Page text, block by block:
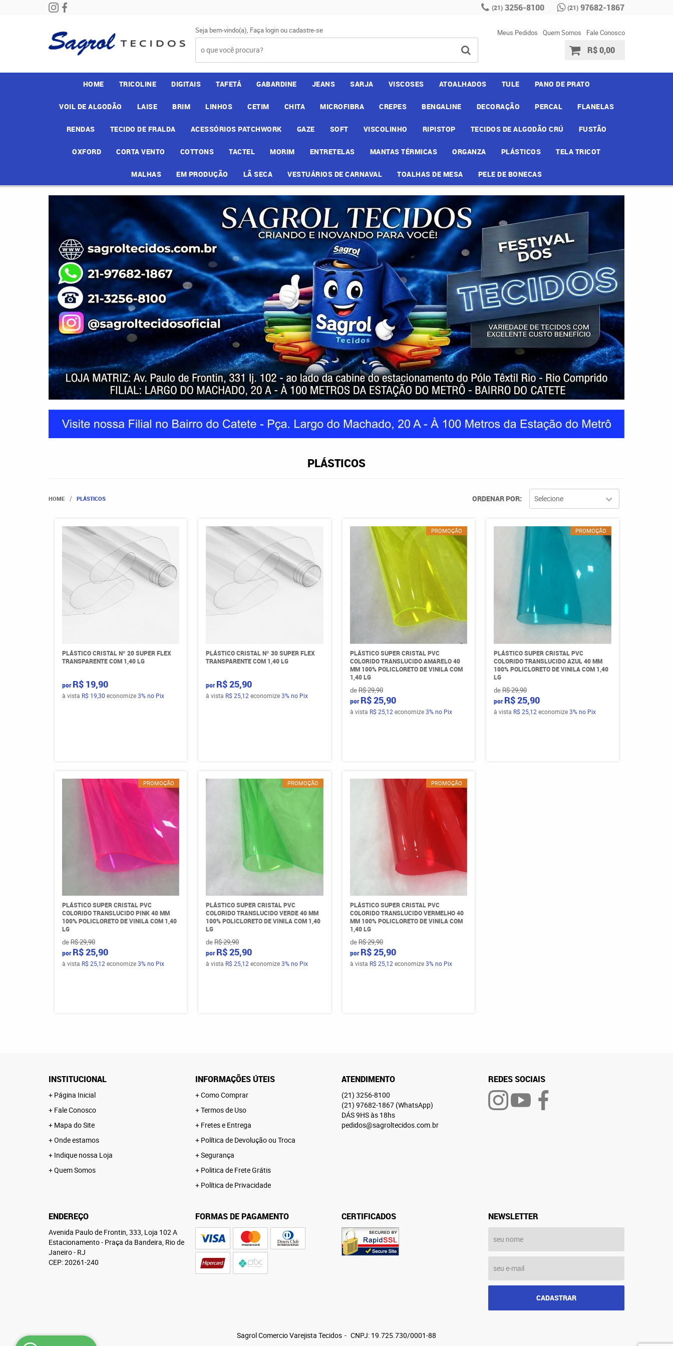
(21) 3256-8100 (21) 97682-1867
Seja bem-vindo(a), Faça loginoucadastre-se Meus Pedidos Quem Somos Fale Conosco
R$ 0,00
HOME TRICOLINE DIGITAIS TAFETÁ GABARDINE JEANS SARJA VISCOSES ATOALHADOS TULE PANO DE PRATO
VOIL DE ALGODÃO LAISE BRIM LINHOS CETIM CHITA MICROFIBRA CREPES BENGALINE DECORAÇÃO PERCAL FLANELAS
RENDAS TECIDO DE FRALDA ACESSÓRIOS PATCHWORK GAZE SOFT VISCOLINHO RIPISTOP TECIDOS DE ALGODÃO CRÚ FUSTÃO
OXFORD CORTA VENTO COTTONS TACTEL MORIM ENTRETELAS MANTAS TÉRMICAS ORGANZA PLÁSTICOS TELA TRICOT
MALHAS EM PRODUÇÃO LÃ SECA VESTUÁRIOS DE CARNAVAL TOALHAS DE MESA PELE DE BONECAS
PLÁSTICOS
HOME PLÁSTICOS ORDENAR POR Selecione
PLÁSTICO CRISTAL Nº 20 SUPER FLEX
TRANSPARENTE COM 1,40 LG
por R$ 19,90
à vista R$ 19,30 economize3% no Pix
PLÁSTICO CRISTAL Nº 30 SUPER FLEX
TRANSPARENTE COM 1,40 LG
por R$ 25,90
à vista R$ 25,12 economize3%no Pix
PROMOÇÃO
PLÁSTICO SUPER CRISTAL PVC
COLORIDO TRANSLUCIDO AMARELO 40
MM 100% POLICLORETO DE VINILA COM
1,40 LG
deR$ 29,90
por R$ 25,90
à vista R$ 25,12 economize3% no Pix
PROMOÇÃO
PLÁSTICO SUPER CRISTAL PVC
COLORIDO TRANSLUCIDO AZUL 40 MM
100% POLICLORETO DE VINILA COM 1,40
LG
deR$ 29,90
por R$ 25,90
à vista R$ 25,12 economize3%no Pix
PROMOÇÃO
PLÁSTICO SUPER CRISTAL PVC
COLORIDO TRANSLUCIDO PINK 40 MM
100% POLICLORETO DE VINILA COM 1,40
LG
deR$ 29,90
por R$ 25,90
à vista R$ 25,12 economize3% no Pix
PROMOÇÃO
PLÁSTICO SUPER CRISTAL PVC
COLORIDO TRANSLUCIDO VERDE 40 MM
100% POLICLORETO DE VINILA COM 1,40
LG
deR$ 29,90
por R$ 25,90
à vista R$ 25,12 economize3%no Pix
PROMOÇÃO
PLÁSTICO SUPER CRISTAL PVC
COLORIDO TRANSLUCIDO VERMELHO 40
MM 100% POLICLORETO DE VINILA COM
1,40 LG
deR$ 29,90
por R$ 25,90
à vista R$ 25,12 economize3% no Pix
INSTITUCIONAL
Página Inicial
Fale Conosco
Mapa do Site
Onde estamos
Indique nossa Loja
Quem Somos
INFORMAÇÕES ÚTEIS
Como Comprar
Termos de Uso
Fretes e Entrega
Política de Devolução ou Troca
Segurança
Politica de Frete Grátis
Política de Privacidade
ATENDIMENTO
(21) 3256-8100
(21) 97682-1867 (WhatsApp)
DÁS 9HS às 18hs
pedidos@sagroltecidos.com.br
REDES SOCIAIS
ENDEREÇO
Avenida Paulo de Frontin, 333, Loja 102 A
Estacionamento- Praça da Bandeira, Rio de
Janeiro- RJ
CEP: 20261-240
FORMAS DE PAGAMENTO CERTIFICADOS NEWSLETTER
CADASTRAR
Sagrol Comercio Varejista Tecidos
CNPJ: 19.725.730/0001-88